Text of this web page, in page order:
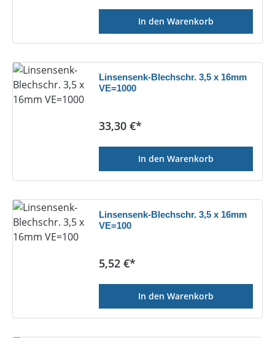
In den Warenkorb
Linsensenk-Blechschr. 3,5 x 16mm
VE=1000
Regulärer Preis:
33,30 €*
In den Warenkorb
Linsensenk-Blechschr. 3,5 x 16mm
VE=100
Regulärer Preis:
5,52 €*
In den Warenkorb